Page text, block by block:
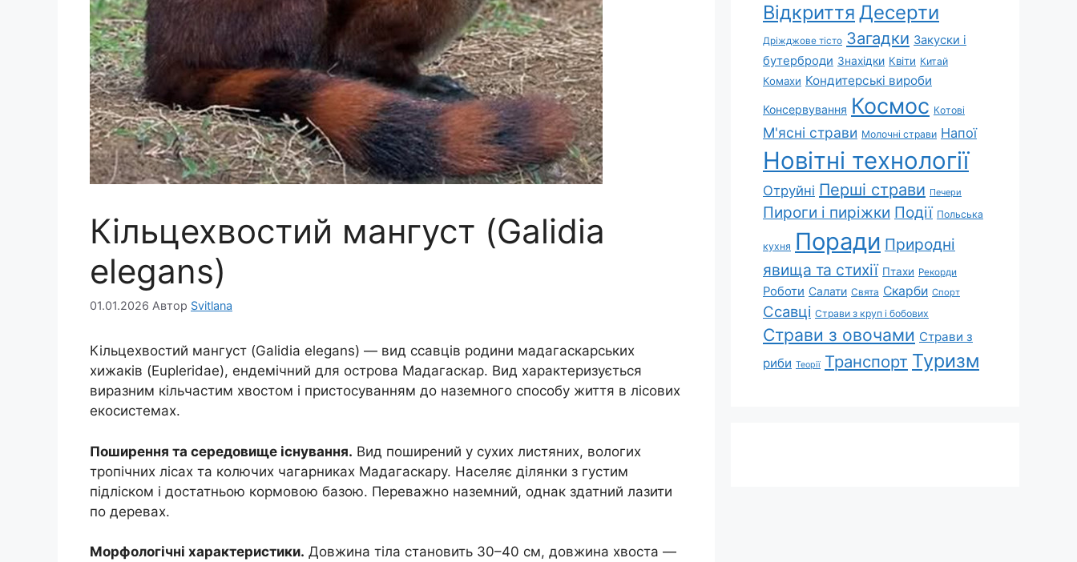
Кільцехвостий мангуст (Galidia
elegans)
01.01.2026 Автор Svitlana
Кільцехвостий мангуст (Galidia elegans) — вид ссавців родини мадагаскарських
хижаків (Eupleridae), ендемічний для острова Мадагаскар. Вид характеризується
виразним кільчастим хвостом і пристосуванням до наземного способу життя в лісових
екосистемах.
Поширення та середовище існування. Вид поширений у сухих листяних, вологих
тропічних лісах та колючих чагарниках Мадагаскару. Населяє ділянки з густим
підліском і достатньою кормовою базою. Переважно наземний, однак здатний лазити
по деревах.
Морфологічні характеристики. Довжина тіла становить 30–40 см, довжина хвоста —
Відкриття Десерти
Дріжджове тісто Загадки Закуски і
бутерброди Знахідки Квіти Китай
Комахи Кондитерські вироби
Консервування Космос Котові
М'ясні страви Молочні страви Напої
Новітні технології
Отруйні Перші страви Печери
Пироги і пиріжки Події Польська
кухня Поради Природні
явища та стихії Птахи Рекорди
Роботи Салати Свята Скарби Спорт
Ссавці Страви з круп і бобових
Страви з овочами Страви з
риби Теорії Транспорт Туризм